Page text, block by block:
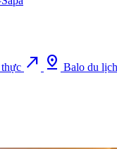
north_east pin_drop Balo du lịch